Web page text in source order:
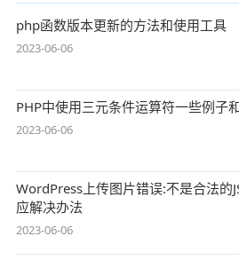
php函数版本更新的方法和使用工具
2023-06-06
PHP中使用三元条件运算符一些例子
2023-06-06
WordPress上传图片错误:不是合法的
应解决办法
2023-06-06